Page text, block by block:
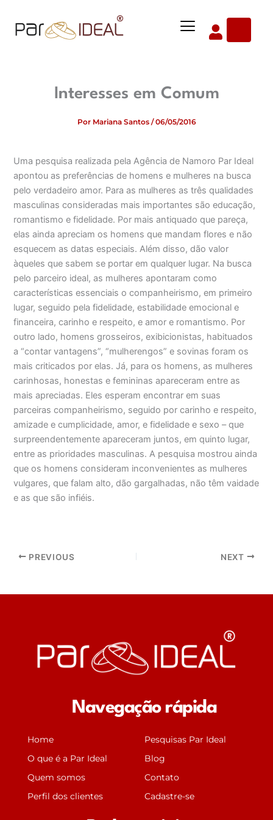
para
Menu
Interesses em Comum
Por Mariana Santos /06/05/2016
Uma pesquisa realizada pela Agência de Namoro Par Ideal
apontou as preferências de homens e mulheres na busca
pelo verdadeiro amor. Para as mulheres as três qualidades
masculinas consideradas mais importantes são educação,
romantismo e fidelidade. Por mais antiquado que pareça,
elas ainda apreciam os homens que mandam flores e não
esquecem as datas especiais. Além disso, dão valor
àqueles que sabem se portar em qualquer lugar. Na busca
pelo parceiro ideal, as mulheres apontaram como
características essenciais o companheirismo, em primeiro
lugar, seguido pela fidelidade, estabilidade emocional e
financeira, carinho e respeito, e amor e romantismo. Por
outro lado, homens grosseiros, exibicionistas, habituados
a “contar vantagens”, “mulherengos” e sovinas foram os
mais criticados por elas. Já, para os homens, as mulheres
carinhosas, honestas e femininas apareceram entre as
mais apreciadas. Eles esperam encontrar em suas
parceiras companheirismo, seguido por carinho e respeito,
amizade e cumplicidade, amor, e fidelidade e sexo – que
surpreendentemente apareceram juntos, em quinto lugar,
entre as prioridades masculinas. A pesquisa mostrou ainda
que os homens consideram inconvenientes as mulheres
vulgares, que falam alto, dão gargalhadas, não têm vaidade
e as que são infiéis.
PREVIOUS NEXT
Navegação rápida
Home
O que é a Par Ideal
Quem somos
Perfil dos clientes
Pesquisas Par Ideal
Blog
Contato
Cadastre-se